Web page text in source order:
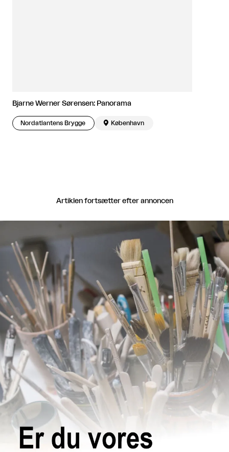
Bjarne Werner Sørensen: Panorama
Nordatlantens Brygge  København
Artiklen fortsætter efter annoncen